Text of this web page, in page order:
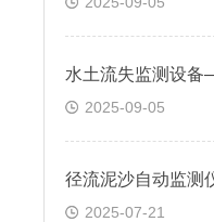
2025-09-05
2025-07-21